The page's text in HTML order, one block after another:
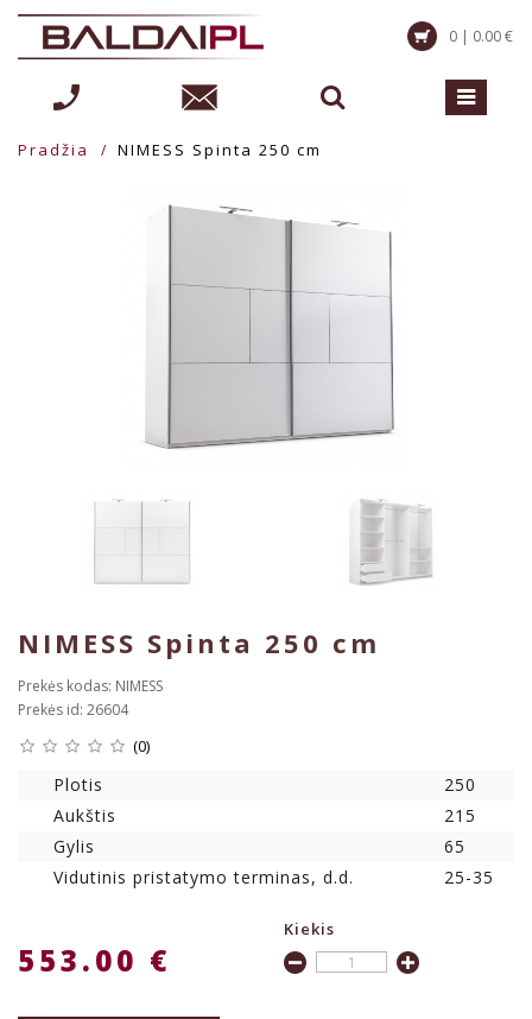
0 | 0.00 €
Pradžia NIMESS Spinta 250 cm
NIMESS Spinta 250 cm
Prekės kodas: NIMESS
Prekės id: 26604
(0)
Plotis
250
Aukštis
215
Gylis
65
Vidutinis pristatymo terminas, d.d.
25-35
553.00 €
Kiekis